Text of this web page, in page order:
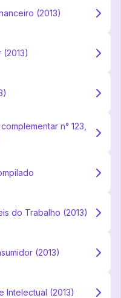
(2013)
n° 123,
do Trabalho (2013)
(2013)
Intelectual (2013)